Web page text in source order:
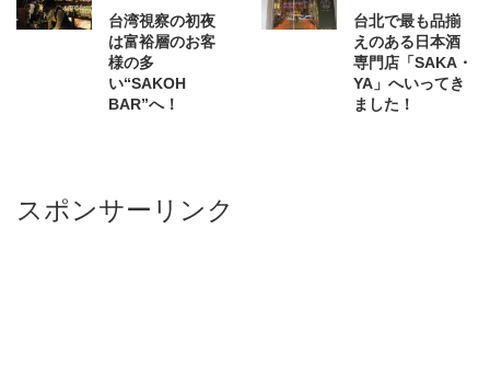
台湾視察の初夜
は富裕層のお客
様の多
い“SAKOH
BAR”へ！
台北で最も品揃
えのある日本酒
専門店「SAKA・
YA」へいってき
ました！
スポンサーリンク